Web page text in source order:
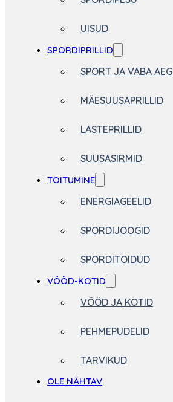
UISUD
SPORDIPRILLID
SPORT JA VABA AEG
MÄESUUSAPRILLID
LASTEPRILLID
SUUSASIRMID
TOITUMINE
ENERGIAGEELID
SPORDIJOOGID
SPORDITOIDUD
VÖÖD-KOTID
VÖÖD JA KOTID
PEHMEPUDELID
TARVIKUD
OLE NÄHTAV